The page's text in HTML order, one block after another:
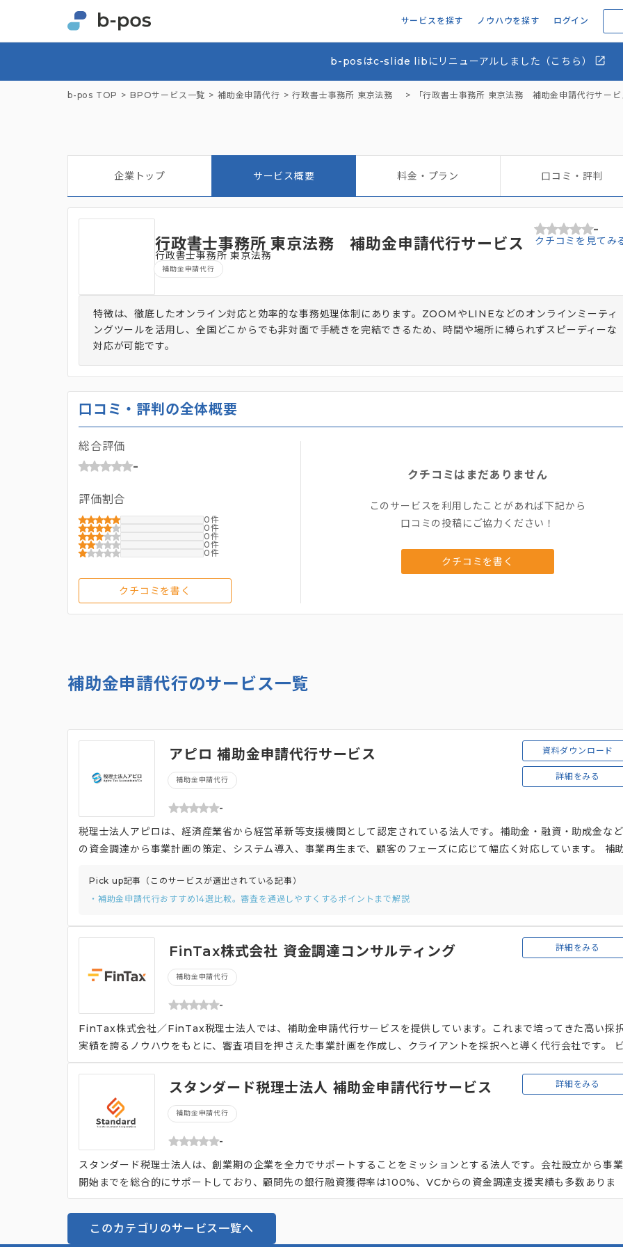
サービスを探す ノウハウを探す ログイン
b-posはc-slide libにリニューアルしました（こちら）
b-pos TOP BPOサービス一覧 補助金申請代行 行政書士事務所 東京法務 「行政書士事務所 東京法務 補助金申請代行サー
企業トップ サービス概要 料金・プラン 口コミ・評判
行政書士事務所 東京法務 補助金申請代行サービス
行政書士事務所 東京法務
補助金申請代行
-
クチコミを見てみ
特徴は、徹底したオンライン対応と効率的な事務処理体制にあります。ZOOMやLINEなどのオンラインミーティ
ングツールを活用し、全国どこからでも非対面で手続きを完結できるため、時間や場所に縛られずスピーディーな
対応が可能です。
口コミ・評判の全体概要
総合評価
-
評価割合
0
0
0
0
0
クチコミを書く
クチコミはまだありません
このサービスを利用したことがあれば下記から
口コミの投稿にご協力ください！
クチコミを書く
補助金申請代行のサービス一覧
アピロ 補助金申請代行サービス
補助金申請代行
-
資料ダウンロード
詳細をみる
税理士法人アピロは、経済産業省から経営革新等支援機関として認定されている法人です。補助金・融資・助成金など
の資金調達から事業計画の策定、システム導入、事業再生まで、顧客のフェーズに応じて幅広く対応しています。 補
「公的制度支援において採択になった事務所」として、補助金部門・財務部門の両部門で「ベストパフォーマンス賞」
を受賞しています。 また、大手監査法人の代表社員や日本公認会計士協会税制税務委員長を務めた業界35年以上のベテ
kやLINE公式アカウントなどの幅広い方法を用意しているのも特徴です。
Pick up記事（このサービスが選出されている記事）
・補助金申請代行おすすめ14選比較。審査を通過しやすくするポイントまで解説
FinTax株式会社 資金調達コンサルティング
補助金申請代行
-
詳細をみる
FinTax株式会社／FinTax税理士法人では、補助金申請代行サービスを提供しています。これまで培ってきた高い採
実績を誇るノウハウをもとに、審査項目を押さえた事業計画を作成し、クライアントを採択へと導く代行会社です。 ビ
ジネス経験豊富な役員・税理士が直接クライアントの事業計画をヒアリングし、一緒に計画を練り上げていきます。
ため、新規事業や革新事業への構想はあるものの、具体的な計画に落とし込めていない場合に最適です。 依頼者側は、
最初のヒアリングと途中経過時点での資料確認のみ対応するだけでよいため、所要時間は最短3時間です。忙しい経営
や医療関係者からも選ばれているのが特徴です。
スタンダード税理士法人 補助金申請代行サービス
補助金申請代行
-
詳細をみる
スタンダード税理士法人は、創業期の企業を全力でサポートすることをミッションとする法人です。会社設立から事業
開始までを総合的にサポートしており、顧問先の銀行融資獲得率は100%、VCからの資金調達支援実績も多数ありま
す。 「創業時の大切な資金はすべて事業に費やしてほしい」という考えから、一般的な会計事務所のように資金調達
の数％を手数料として請求していないのが特徴です。 顧客は売上0の創業期から2000億円を超えるグローバル展開企
まで幅広く、会社の成長ステージに合わせた会計サービスを提供。経営者の目指す会社像の実現に向けて、長期的に寄
このカテゴリのサービス一覧へ